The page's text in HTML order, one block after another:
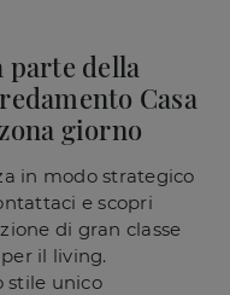
parte della
Casa
giorno
in modo strategico
e scopri
di gran classe
il living.
stile unico